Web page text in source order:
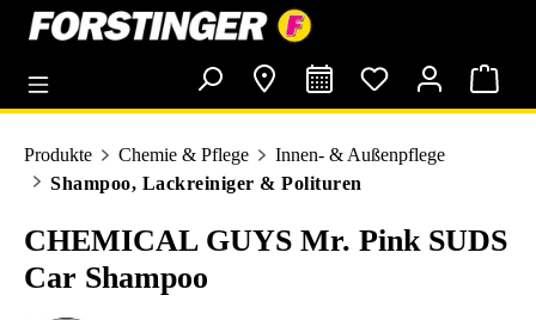
springen
Produkte Chemie & Pflege
Innen- & Außenpflege
Shampoo, Lackreiniger & Polituren
CHEMICAL GUYS Mr. Pink SUDS
Car Shampoo